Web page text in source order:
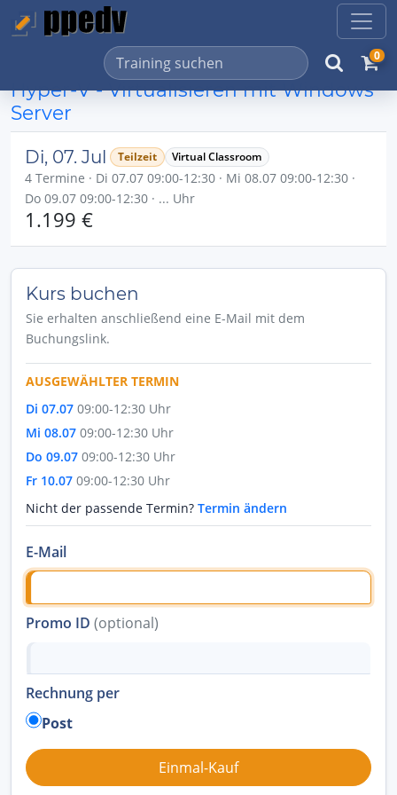
0
Hyper-V - Virtualisieren mit Windows
Server
Di, 07. Jul Teilzeit Virtual Classroom
4 Termine · Di 07.07 09:00-12:30 · Mi 08.07 09:00-12:30 ·
Do 09.07 09:00-12:30 · ... Uhr
1.199 €
Kurs buchen
Sie erhalten anschließend eine E-Mail mit dem
Buchungslink.
AUSGEWÄHLTER TERMIN
Di 07.07 09:00-12:30 Uhr
Mi 08.07 09:00-12:30 Uhr
Do 09.07 09:00-12:30 Uhr
Fr 10.07 09:00-12:30 Uhr
Nicht der passende Termin? Termin ändern
E-Mail
Promo ID (optional)
Rechnung per
Post